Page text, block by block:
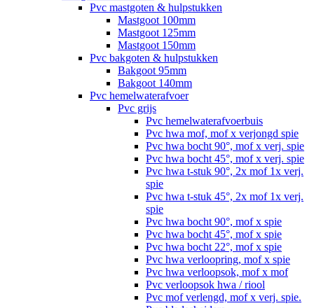
Pvc mastgoten & hulpstukken
Mastgoot 100mm
Mastgoot 125mm
Mastgoot 150mm
Pvc bakgoten & hulpstukken
Bakgoot 95mm
Bakgoot 140mm
Pvc hemelwaterafvoer
Pvc grijs
Pvc hemelwaterafvoerbuis
Pvc hwa mof, mof x verjongd spie
Pvc hwa bocht 90°, mof x verj. spie
Pvc hwa bocht 45°, mof x verj. spie
Pvc hwa t-stuk 90°, 2x mof 1x verj.
spie
Pvc hwa t-stuk 45°, 2x mof 1x verj.
spie
Pvc hwa bocht 90°, mof x spie
Pvc hwa bocht 45°, mof x spie
Pvc hwa bocht 22°, mof x spie
Pvc hwa verloopring, mof x spie
Pvc hwa verloopsok, mof x mof
Pvc verloopsok hwa / riool
Pvc mof verlengd, mof x verj. spie.